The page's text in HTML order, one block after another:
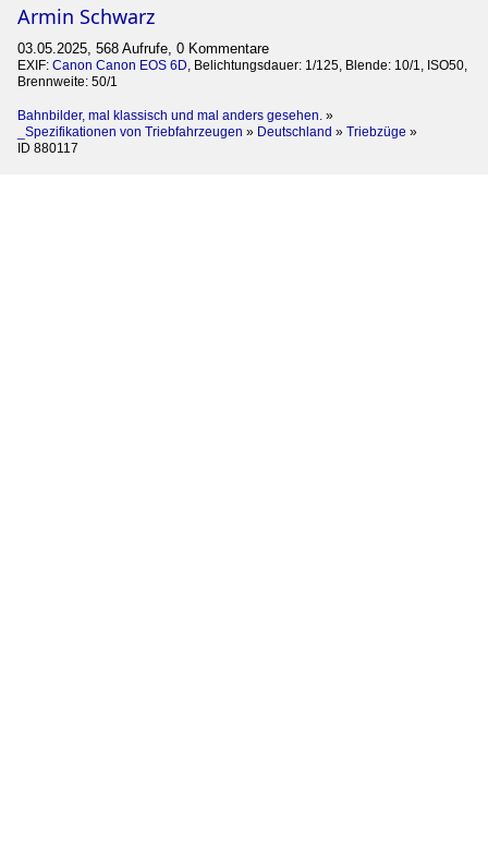
Armin Schwarz
03.05.2025, 568 Aufrufe, 0 Kommentare
EXIF: Canon Canon EOS 6D, Belichtungsdauer: 1/125, Blende: 10/1, ISO50,
Brennweite: 50/1
Bahnbilder, mal klassisch und mal anders gesehen. »
_Spezifikationen von Triebfahrzeugen » Deutschland » Triebzüge »
ID 880117